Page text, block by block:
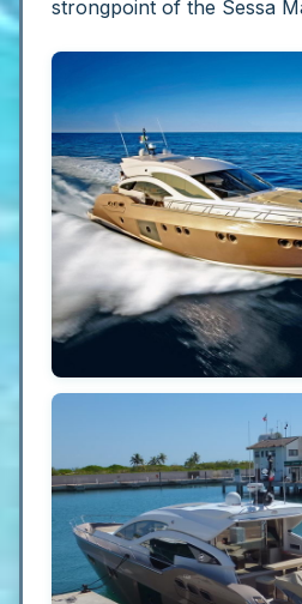
strongpoint of the Sessa